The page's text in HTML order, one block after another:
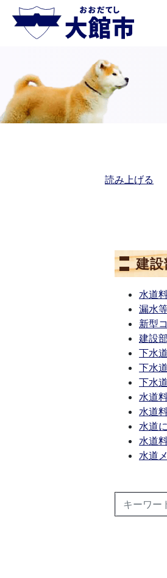
読み上げる
建
水道
漏水
新型
建設
下水
下水
下水
水道
水道
水道
水道
水道